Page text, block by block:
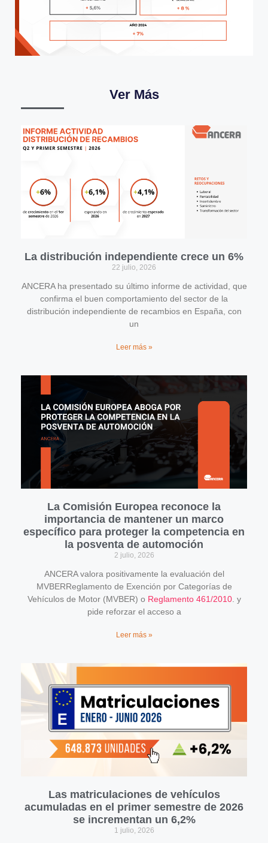
Ver Más
La distribución independiente crece un 6%
22 julio, 2026
ANCERA ha presentado su último informe de actividad, que
confirma el buen comportamiento del sector de la
distribución independiente de recambios en España, con
un
Leer más »
La Comisión Europea reconoce la
importancia de mantener un marco
específico para proteger la competencia en
la posventa de automoción
2 julio, 2026
ANCERA valora positivamente la evaluación del
MVBERReglamento de Exención por Categorías de
Vehículos de Motor (MVBER) o Reglamento 461/2010. y
pide reforzar el acceso a
Leer más »
Las matriculaciones de vehículos
acumuladas en el primer semestre de 2026
se incrementan un 6,2%
1 julio, 2026